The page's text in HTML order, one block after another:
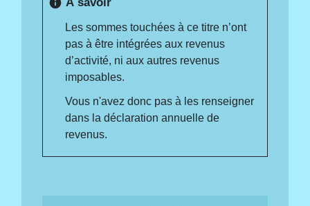
info
Les sommes touchées à ce titre n’ont
pas à être intégrées aux revenus
d’activité, ni aux autres revenus
imposables.
Vous n'avez donc pas à les renseigner
dans la déclaration annuelle de
revenus.